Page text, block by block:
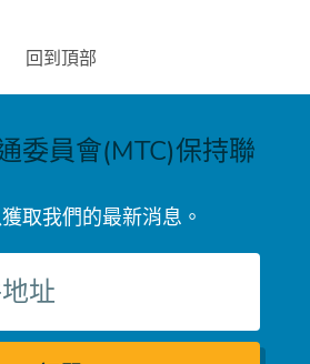
回到頂部
委員會(MTC)保持聯
取我們的最新消息。